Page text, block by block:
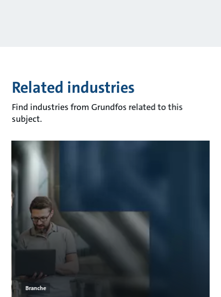
Related industries
Find industries from Grundfos related to this
subject.
Branche